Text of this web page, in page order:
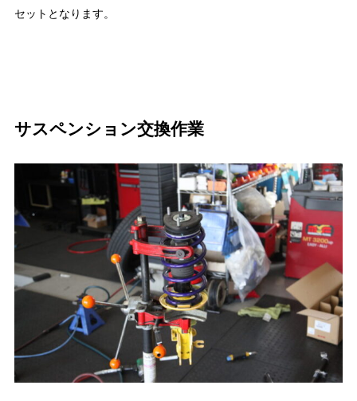
セットとなります。
サスペンション交換作業